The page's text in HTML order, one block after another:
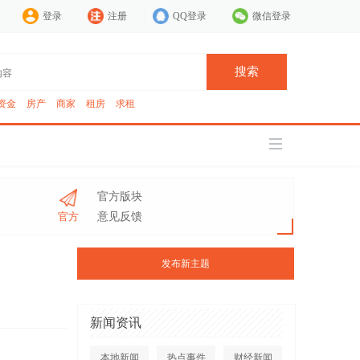
登录 注册 QQ登录 微信登录
搜索
金 房产 商家 租房 求租
官方
官方版块
意见反馈
发布新主题
新闻资讯
本地新闻 热点事件 财经新闻